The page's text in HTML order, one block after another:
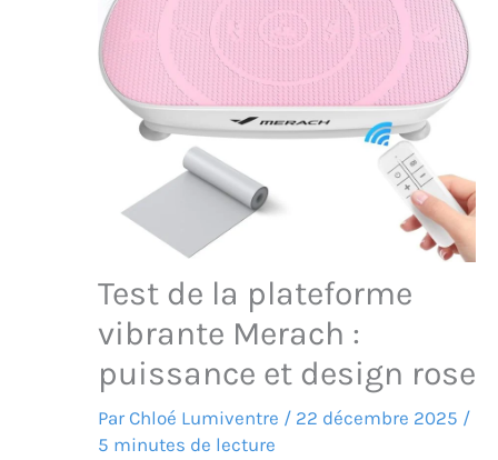
Test de la plateforme
vibrante Merach :
puissance et design rose
Par Chloé Lumiventre / 22 décembre 2025 /
5 minutes de lecture